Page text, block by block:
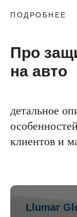
ПОДРОБНЕЕ
Про
на авто
детальное
клиентов и
Llumar